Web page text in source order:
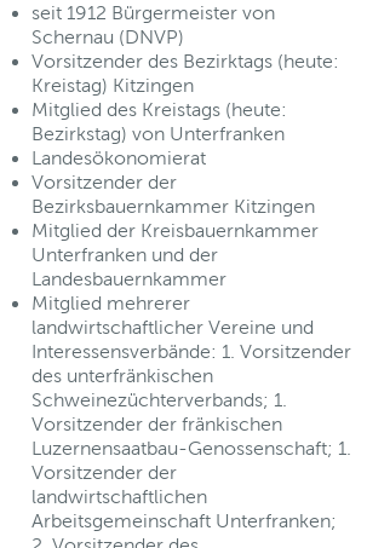
seit 1912 Bürgermeister von
Schernau (DNVP)
Vorsitzender des Bezirktags (heute:
Kreistag) Kitzingen
Mitglied des Kreistags (heute:
Bezirkstag) von Unterfranken
Landesökonomierat
Vorsitzender der
Bezirksbauernkammer Kitzingen
Mitglied der Kreisbauernkammer
Unterfranken und der
Landesbauernkammer
Mitglied mehrerer
landwirtschaftlicher Vereine und
Interessensverbände: 1. Vorsitzender
des unterfränkischen
Schweinezüchterverbands; 1.
Vorsitzender der fränkischen
Luzernensaatbau-Genossenschaft; 1.
Vorsitzender der
landwirtschaftlichen
Arbeitsgemeinschaft Unterfranken;